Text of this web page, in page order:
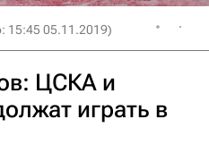
15:45 05.11.2019)
ЦСКА и
играть в